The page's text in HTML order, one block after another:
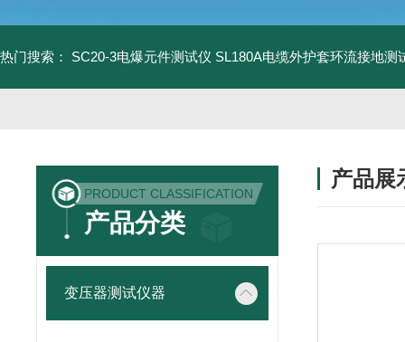
热门搜索： SC20-3电爆元件测试仪 SL180A电缆外护套环流接地测
PRODUCT CLASSIFICATION
产品分类
变压器测试仪器
产品展